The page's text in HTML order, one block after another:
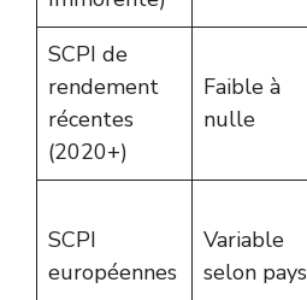
SCPI de
rendement
récentes
(2020+)
Faible à
nulle
SCPI
européennes
Variable
selon pays